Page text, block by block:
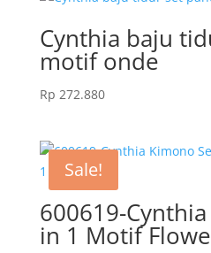
Cynthia baju
motif onde
Rp 272.880
Sale!
600619-
in 1 Motif